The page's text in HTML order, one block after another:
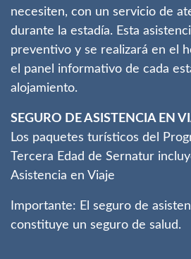
necesiten, con un servicio de
durante la estadía. Esta
preventivo y se realizará en el
el panel informativo de cada
alojamiento.
SEGURO DE ASISTENCIA EN
Los paquetes turísticos del
Tercera Edad de Sernatur
Asistencia en Viaje
Importante: El seguro de
constituye un seguro de salud.